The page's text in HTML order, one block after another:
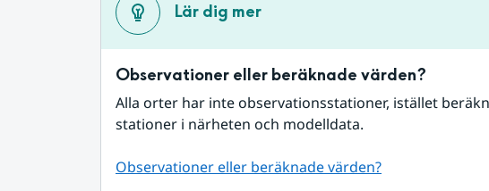
Lär dig mer
Observationer eller beräknade värden?
Alla orter har inte observationsstationer, istället
stationer i närheten och modelldata.
Observationer eller beräknade värden?